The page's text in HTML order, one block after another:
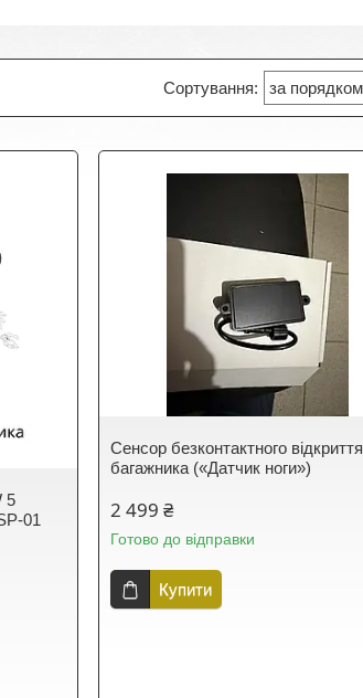
5
01
Сенсор безконтактного відкриття
багажника («Датчик ноги»)
2 499 ₴
Готово до відправки
Купити